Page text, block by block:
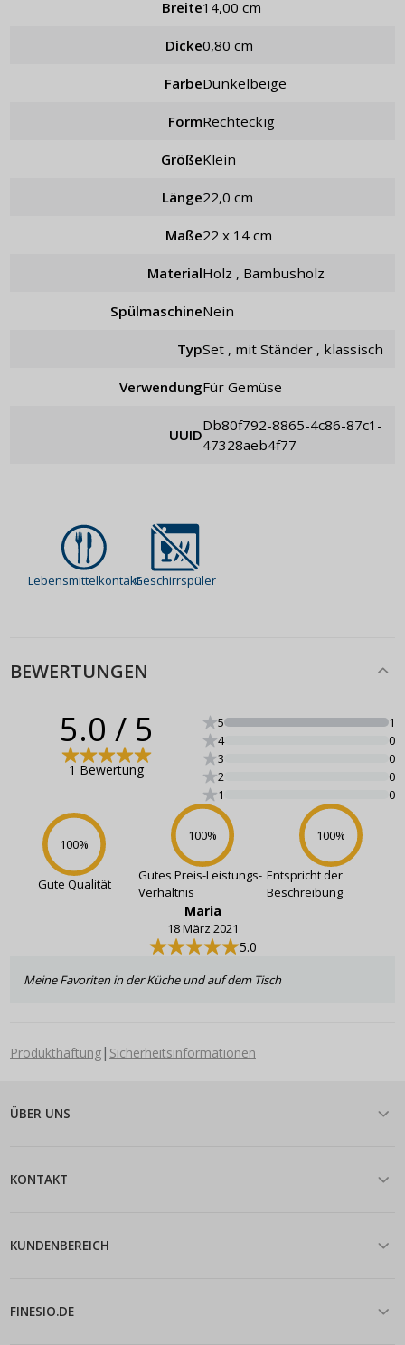
Breite 14,00 cm
Dicke 0,80 cm
Farbe Dunkelbeige
Form rechteckig
Größe klein
Länge 22,0 cm
Maße 22 x 14 cm
Material Holz , Bambusholz
Spülmaschine Nein
Typ Set , mit Ständer , klassisch
Verwendung für Gemüse
UUID
db80f792-8865-4c86-87c1-
47328aeb4f77
LebensmittelkontaktGeschirrspüler
BEWERTUNGEN
5.0 / 5
1 Bewertung
5
1
4
0
3
0
2
0
1
0
100%
Gute Qualität
100%
Gutes Preis-Leistungs-
Verhältnis
100%
Entspricht der
Beschreibung
Maria
18 März 2021
5.0
Meine Favoriten in der Küche und auf dem Tisch
Produkthaftung| Sicherheitsinformationen
ÜBER UNS
KONTAKT
KUNDENBEREICH
FINESIO.DE